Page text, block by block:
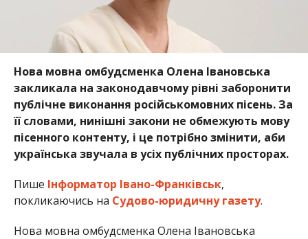
Нова мовна омбудсменка Олена Івановська
закликала на законодавчому рівні заборонити
публічне виконання російськомовних пісень. За
її словами, нинішні закони не обмежують мову
пісенного контенту, і це потрібно змінити, аби
українська звучала в усіх публічних просторах.
Пише Інформатор Івано-Франківськ,
покликаючись на Судово-юридичну газету.
Нова мовна омбудсменка Олена Івановська